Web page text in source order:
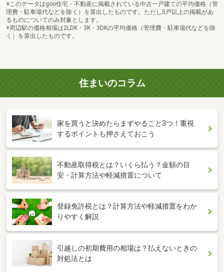
※このデータはgoo住宅・不動産に掲載されている中古一戸建ての平均価格（管
理費・駐車場代などを除く）を算出したものです。ただし5戸以上の掲載があ
るものについてのみ対象とします。
※周辺駅の価格相場は2LDK・3K・3DKの平均価格（管理費・駐車場代などを除
く）を算出したものです。
住まいのコラム
家を買うと決めたらまずやること3つ！重視
するポイントも押さえておこう
不動産取得税とは？いくら払う？金額の目
安・計算方法や軽減措置について
登録免許税とは？計算方法や軽減措置をわか
りやすく解説
引越しの初期費用の相場は？払えないときの
対処法とは